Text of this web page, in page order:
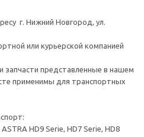
г. Нижний Новгород, ул.
или курьерской компанией
запчасти представленные в нашем
применимы для транспортных
HD9 Serie, HD7 Serie, HD8